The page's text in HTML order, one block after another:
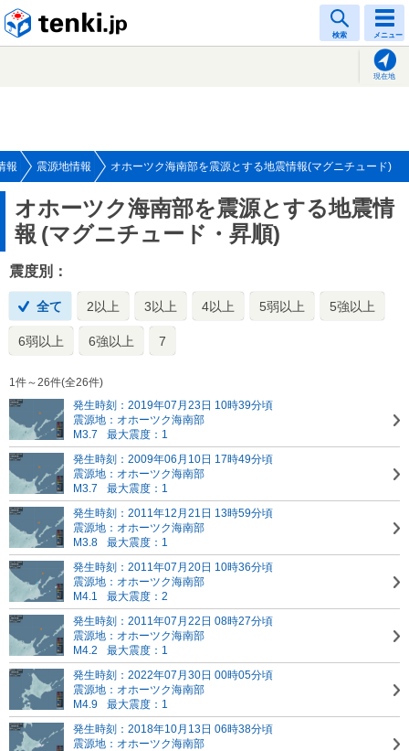
検索 メニュー
現在地
報 震源地情報 オホーツク海南部を震源とする地震情報(マグニチュード)
オホーツク海南部を震源とする地震情
報 (マグニチュード・昇順)
震度別：
全て 2以上 3以上 4以上 5弱以上 5強以上
6弱以上 6強以上 7
1件～26件(全26件)
発生時刻：2019年07月23日 10時39分頃
震源地：オホーツク海南部
M3.7
最大震度：1
発生時刻：2009年06月10日 17時49分頃
震源地：オホーツク海南部
M3.7
最大震度：1
発生時刻：2011年12月21日 13時59分頃
震源地：オホーツク海南部
M3.8
最大震度：1
発生時刻：2011年07月20日 10時36分頃
震源地：オホーツク海南部
M4.1
最大震度：2
発生時刻：2011年07月22日 08時27分頃
震源地：オホーツク海南部
M4.2
最大震度：1
発生時刻：2022年07月30日 00時05分頃
震源地：オホーツク海南部
M4.9
最大震度：1
発生時刻：2018年10月13日 06時38分頃
震源地：オホーツク海南部